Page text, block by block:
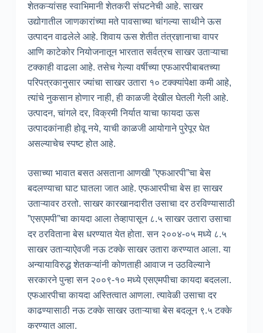
शेतकऱ्यांसह स्वाभिमानी शेतकरी संघटनेची आहे. साखर
उद्योगातील जाणकारांच्या मते पावसाच्या चांगल्या साथीने ऊस
उत्पादन वाढलेले आहे. शिवाय ऊस शेतीत तंत्रज्ञानाचा वापर
आणि काटेकोर नियोजनातून भारतात सर्वत्रच साखर उताऱ्याचा
टक्काही वाढला आहे. तसेच गेल्या वर्षीच्या एफआरपीबाबतच्या
परिपत्रकानुसार ज्यांचा साखर उतारा १० टक्क्यांपेक्षा कमी आहे,
त्यांचे नुकसान होणार नाही, ही काळजी देखील घेतली गेली आहे.
उत्पादन, चांगले दर, विक्रमी निर्यात याचा फायदा ऊस
उत्पादकांनाही होवू नये, याची काळजी आयोगाने पुरेपूर घेत
असल्याचेच स्पष्ट होत आहे.
उसाच्या भावात बसत असताना आणखी ”एफआरपी”चा बेस
बदलण्याचा घाट घातला जात आहे. एफआरपीचा बेस हा साखर
उताऱ्यावर ठरतो. साखर कारखानदारीत उसाचा दर ठरविण्यासाठी
”एसएमपी”चा कायदा आला तेव्हापासून ८.५ साखर उतारा उसाचा
दर ठरविताना बेस धरण्यात येत होता. सन २००४-०५ मध्ये ८.५
साखर उताऱ्याऐवजी नऊ टक्के साखर उतारा करण्यात आला. या
अन्यायाविरुद्ध शेतकऱ्यांनी कोणताही आवाज न उठविल्याने
सरकारने पुन्हा सन २००९-१० मध्ये एसएमपीचा कायदा बदलला.
एफआरपीचा कायदा अस्तित्वात आणला. त्यावेळी उसाचा दर
काढण्यासाठी नऊ टक्के साखर उताऱ्याचा बेस बदलून ९.५ टक्के
करण्यात आला.